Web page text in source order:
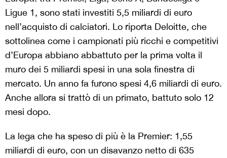
Ligue 1, sono stati investiti 5,5 miliardi di euro
nell’acquisto di calciatori. Lo riporta Deloitte, che
sottolinea come i campionati più ricchi e competitivi
d’Europa abbiano abbattuto per la prima volta il
muro dei 5 miliardi spesi in una sola finestra di
mercato. Un anno fa furono spesi 4,6 miliardi di euro.
Anche allora si trattò di un primato, battuto solo 12
mesi dopo.
La lega che ha speso di più è la Premier: 1,55
miliardi di euro, con un disavanzo netto di 635